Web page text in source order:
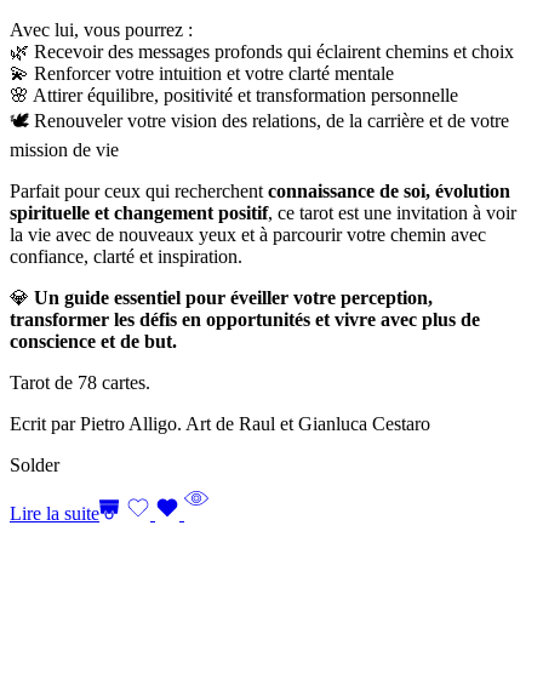
Avec lui, vous pourrez :
🌿 Recevoir des messages profonds qui éclairent chemins et choix
💫 Renforcer votre intuition et votre clarté mentale
🌸 Attirer équilibre, positivité et transformation personnelle
🕊️ Renouveler votre vision des relations, de la carrière et de votre
mission de vie
Parfait pour ceux qui recherchent connaissance de soi, évolution
spirituelle et changement positif, ce tarot est une invitation à voir
la vie avec de nouveaux yeux et à parcourir votre chemin avec
confiance, clarté et inspiration.
💎 Un guide essentiel pour éveiller votre perception,
transformer les défis en opportunités et vivre avec plus de
conscience et de but.
Tarot de 78 cartes.
Ecrit par Pietro Alligo. Art de Raul et Gianluca Cestaro
Solder
Lire la suite